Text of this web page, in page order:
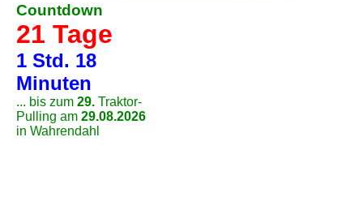
Countdown
21 Tage
1 Std. 18
Minuten
... bis zum 29. Traktor-
Pulling am 29.08.2026
in Wahrendahl